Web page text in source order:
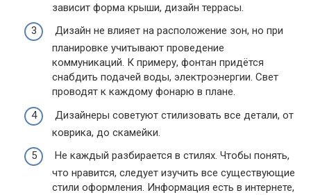
зависит форма крыши, дизайн террасы.
Дизайн не влияет на расположение зон, но при
планировке учитывают проведение
коммуникаций. К примеру, фонтан придётся
снабдить подачей воды, электроэнергии. Свет
проводят к каждому фонарю в плане.
Дизайнеры советуют стилизовать все детали, от
коврика, до скамейки.
Не каждый разбирается в стилях. Чтобы понять,
что нравится, следует изучить все существующие
стили оформления. Информация есть в интернете,